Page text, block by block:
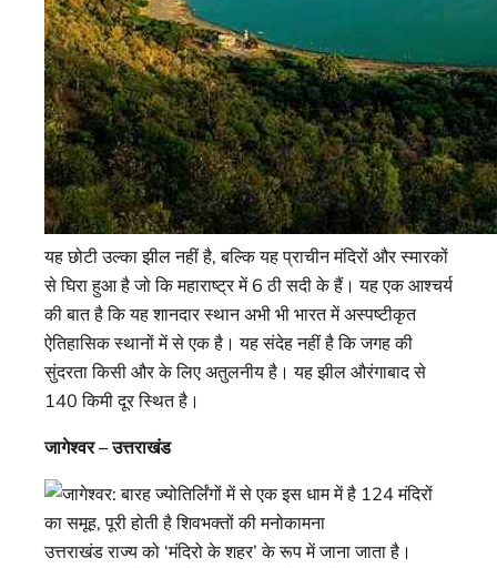
यह छोटी उल्का झील नहीं है, बल्कि यह प्राचीन मंदिरों और स्मारकों
से घिरा हुआ है जो कि महाराष्ट्र में 6 ठी सदी के हैं। यह एक आश्चर्य
की बात है कि यह शानदार स्थान अभी भी भारत में अस्पष्टीकृत
ऐतिहासिक स्थानों में से एक है। यह संदेह नहीं है कि जगह की
सुंदरता किसी और के लिए अतुलनीय है। यह झील औरंगाबाद से
140 किमी दूर स्थित है।
जागेश्वर – उत्तराखंड
उत्तराखंड राज्य को ‘मंदिरो के शहर’ के रूप में जाना जाता है।